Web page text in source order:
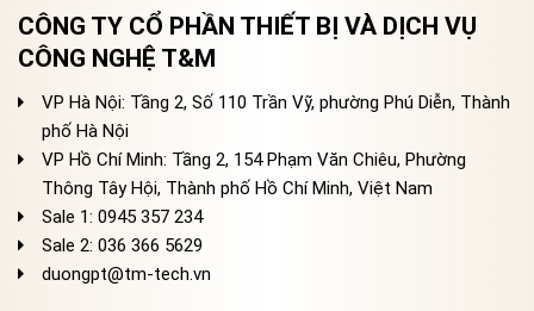
CÔNG TY CỔ PHẦN THIẾT BỊ VÀ DỊCH VỤ
CÔNG NGHỆ T&M
VP Hà Nội: Tầng 2, Số 110 Trần Vỹ, phường Phú Diễn, Thành
phố Hà Nội
VP Hồ Chí Minh: Tầng 2, 154 Phạm Văn Chiêu, Phường
Thông Tây Hội, Thành phố Hồ Chí Minh, Việt Nam
Sale 1: 0945 357 234
Sale 2: 036 366 5629
duongpt@tm-tech.vn